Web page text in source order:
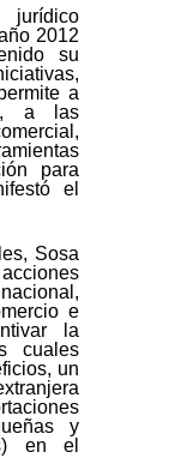
2012
su
a
a las
para
el
Sosa
e
la
cuales
un
y
en el